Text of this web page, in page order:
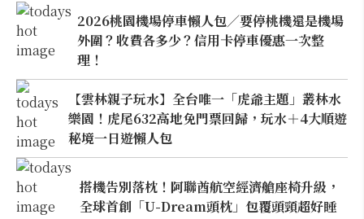
2026桃園機場停車懶人包／要停桃機還是機場
外圍？收費各多少？信用卡停車優惠一次整
理！
【雲林親子玩水】全台唯一「虎爺主題」叢林水
樂園！虎尾632高地免門票回歸，玩水＋4大順遊
秘境一日遊懶人包
搭機告別落枕！阿聯酋航空經濟艙座椅升級，
全球首創「U-Dream頭枕」包覆頭頸超好睡